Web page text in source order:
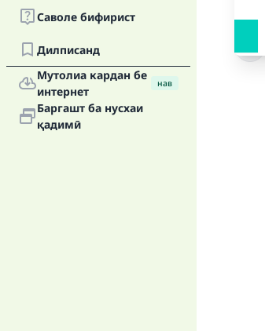
Саволе бифирист
Дилписанд
Мутолиа кардан бе
интернет
нав
Баргашт ба нусхаи
қадимӣ